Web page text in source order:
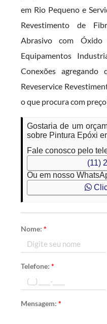
em Rio Pequeno e
Revestimento de
Abrasivo com
Equipamentos
Conexões agregando
Reveservice
o que procura com
Gostaria de um
sobre Pintura Epóxi
Fale conosco pelo
(11)
Ou em nosso
Nome:*
Telefone:*
Mensagem:*